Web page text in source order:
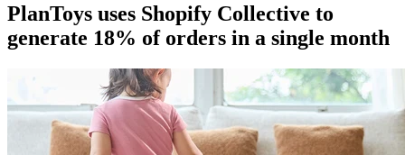
PlanToys uses Shopify Collective to
generate 18% of orders in a single month